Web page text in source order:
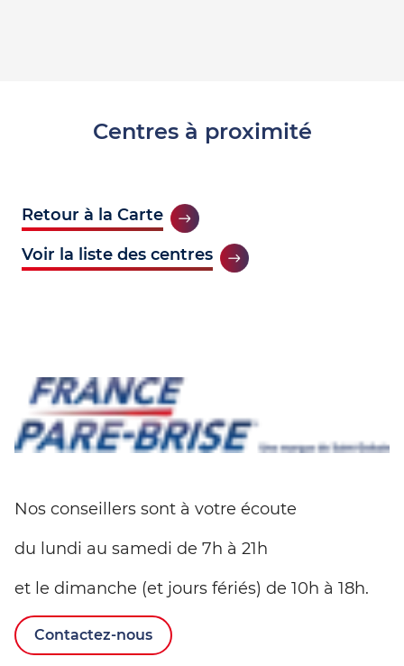
Centres à proximité
Retour à la Carte
Voir la liste des centres
Nos conseillers sont à votre écoute
du lundi au samedi de 7h à 21h
et le dimanche (et jours fériés) de 10h à 18h.
Contactez-nous